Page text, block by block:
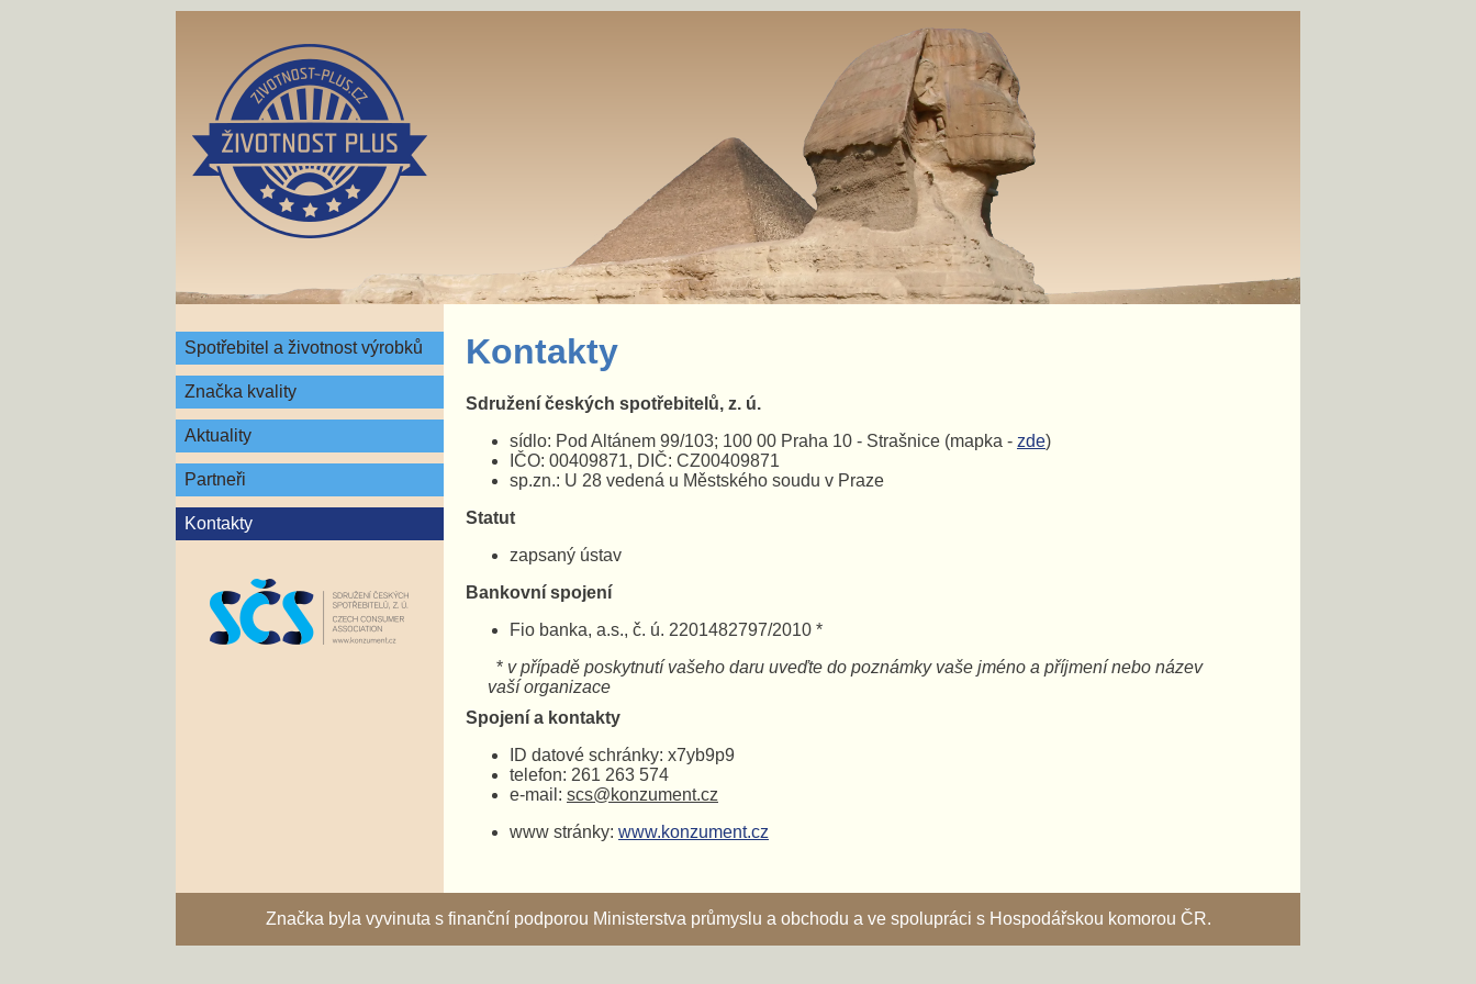
Spotřebitel a životnost výrobků
Značka kvality
Aktuality
Partneři
Kontakty
Kontakty
Sdružení českých spotřebitelů, z. ú.
sídlo: Pod Altánem 99/103; 100 00 Praha 10 - Strašnice (mapka - zde)
IČO: 00409871, DIČ: CZ00409871
sp.zn.: U 28 vedená u Městského soudu v Praze
Statut
zapsaný ústav
Bankovní spojení
Fio banka, a.s., č. ú. 2201482797/2010 *
* v případě poskytnutí vašeho daru uveďte do poznámky vaše jméno a příjmení nebo název
vaší organizace
Spojení a kontakty
ID datové schránky: x7yb9p9
telefon: 261 263 574
e-mail: scs@konzument.cz
www stránky: www.konzument.cz
Značka byla vyvinuta s finanční podporou Ministerstva průmyslu a obchodu a ve spolupráci s Hospodářskou komorou ČR.